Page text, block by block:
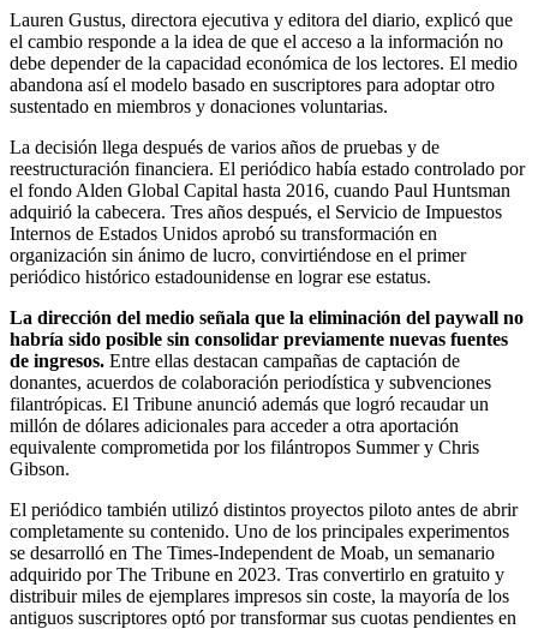
Lauren Gustus, directora ejecutiva y editora del diario, explicó que
el cambio responde a la idea de que el acceso a la información no
debe depender de la capacidad económica de los lectores. El medio
abandona así el modelo basado en suscriptores para adoptar otro
sustentado en miembros y donaciones voluntarias.
La decisión llega después de varios años de pruebas y de
reestructuración financiera. El periódico había estado controlado por
el fondo Alden Global Capital hasta 2016, cuando Paul Huntsman
adquirió la cabecera. Tres años después, el Servicio de Impuestos
Internos de Estados Unidos aprobó su transformación en
organización sin ánimo de lucro, convirtiéndose en el primer
periódico histórico estadounidense en lograr ese estatus.
La dirección del medio señala que la eliminación del paywall no
habría sido posible sin consolidar previamente nuevas fuentes
de ingresos. Entre ellas destacan campañas de captación de
donantes, acuerdos de colaboración periodística y subvenciones
filantrópicas. El Tribune anunció además que logró recaudar un
millón de dólares adicionales para acceder a otra aportación
equivalente comprometida por los filántropos Summer y Chris
Gibson.
El periódico también utilizó distintos proyectos piloto antes de abrir
completamente su contenido. Uno de los principales experimentos
se desarrolló en The Times-Independent de Moab, un semanario
adquirido por The Tribune en 2023. Tras convertirlo en gratuito y
distribuir miles de ejemplares impresos sin coste, la mayoría de los
antiguos suscriptores optó por transformar sus cuotas pendientes en